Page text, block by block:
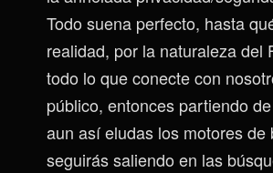
Todo suena perfecto, hasta
realidad, por la naturaleza del
todo lo que conecte con
público, entonces partiendo
aun así eludas los motores de
seguirás saliendo en las